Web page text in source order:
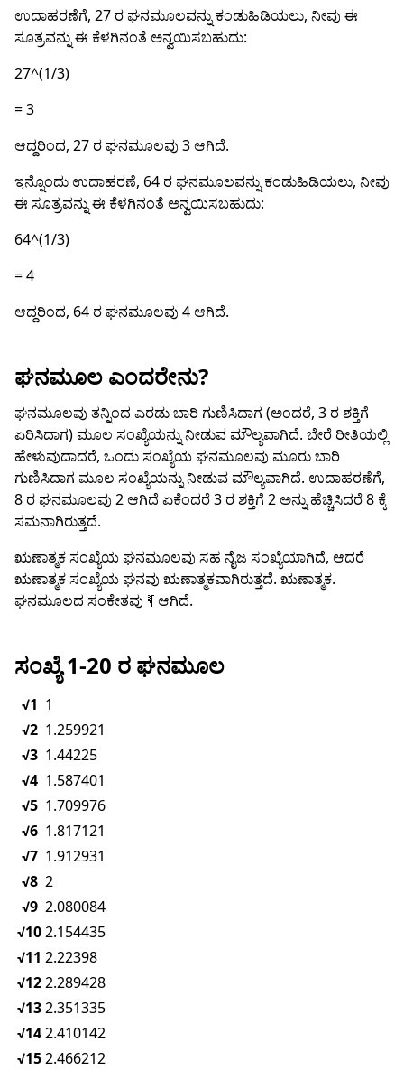
ಉದಾಹರಣೆಗೆ, 27 ರ ಘನಮೂಲವನ್ನು ಕಂಡುಹಿಡಿಯಲು, ನೀವು ಈ
ಸೂತ್ರವನ್ನು ಈ ಕೆಳಗಿನಂತೆ ಅನ್ವಯಿಸಬಹುದು:
27^(1/3)
= 3
ಆದ್ದರಿಂದ, 27 ರ ಘನಮೂಲವು 3 ಆಗಿದೆ.
ಇನ್ನೊಂದು ಉದಾಹರಣೆ, 64 ರ ಘನಮೂಲವನ್ನು ಕಂಡುಹಿಡಿಯಲು, ನೀವು
ಈ ಸೂತ್ರವನ್ನು ಈ ಕೆಳಗಿನಂತೆ ಅನ್ವಯಿಸಬಹುದು:
64^(1/3)
= 4
ಆದ್ದರಿಂದ, 64 ರ ಘನಮೂಲವು 4 ಆಗಿದೆ.
ಘನಮೂಲ ಎಂದರೇನು?
ಘನಮೂಲವು ತನ್ನಿಂದ ಎರಡು ಬಾರಿ ಗುಣಿಸಿದಾಗ (ಅಂದರೆ, 3 ರ ಶಕ್ತಿಗೆ
ಏರಿಸಿದಾಗ) ಮೂಲ ಸಂಖ್ಯೆಯನ್ನು ನೀಡುವ ಮೌಲ್ಯವಾಗಿದೆ. ಬೇರೆ ರೀತಿಯಲ್ಲಿ
ಹೇಳುವುದಾದರೆ, ಒಂದು ಸಂಖ್ಯೆಯ ಘನಮೂಲವು ಮೂರು ಬಾರಿ
ಗುಣಿಸಿದಾಗ ಮೂಲ ಸಂಖ್ಯೆಯನ್ನು ನೀಡುವ ಮೌಲ್ಯವಾಗಿದೆ. ಉದಾಹರಣೆಗೆ,
8 ರ ಘನಮೂಲವು 2 ಆಗಿದೆ ಏಕೆಂದರೆ 3 ರ ಶಕ್ತಿಗೆ 2 ಅನ್ನು ಹೆಚ್ಚಿಸಿದರೆ 8 ಕ್ಕೆ
ಸಮನಾಗಿರುತ್ತದೆ.
ಋಣಾತ್ಮಕ ಸಂಖ್ಯೆಯ ಘನಮೂಲವು ಸಹ ನೈಜ ಸಂಖ್ಯೆಯಾಗಿದೆ, ಆದರೆ
ಋಣಾತ್ಮಕ ಸಂಖ್ಯೆಯ ಘನವು ಋಣಾತ್ಮಕವಾಗಿರುತ್ತದೆ. ಋಣಾತ್ಮಕ.
ಘನಮೂಲದ ಸಂಕೇತವು ∛ ಆಗಿದೆ.
ಸಂಖ್ಯೆ 1-20 ರ ಘನಮೂಲ
√1 1
√2 1.259921
√3 1.44225
√4 1.587401
√5 1.709976
√6 1.817121
√7 1.912931
√8 2
√9 2.080084
√102.154435
√11 2.22398
√122.289428
√132.351335
√142.410142
√152.466212